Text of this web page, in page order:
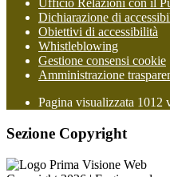
Ufficio Relazioni con il
Dichiarazione di
Obiettivi di accessibilità
Whistleblowing
Gestione consensi cookie
Amministrazione
Pagina visualizzata 1012
Sezione Copyright